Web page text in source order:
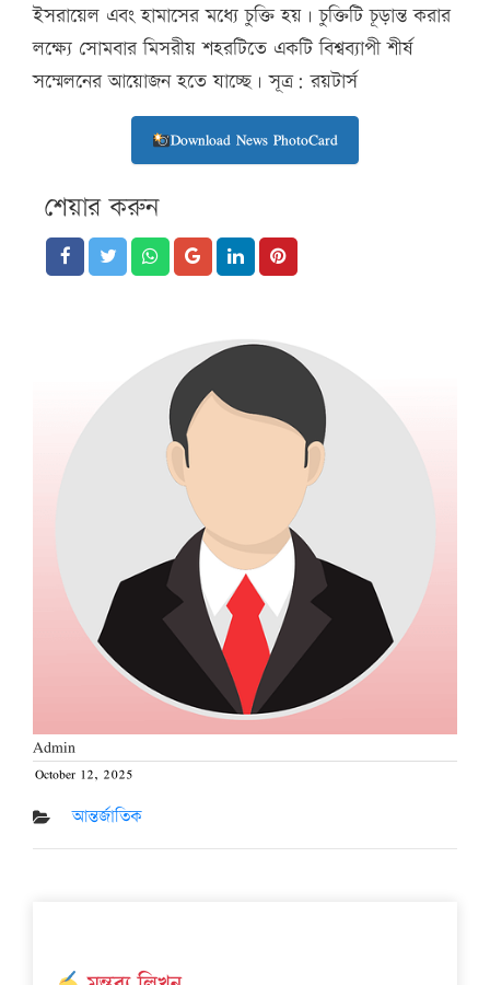
ইসরায়েল এবং হামাসের মধ্যে চুক্তি হয়। চুক্তিটি চূড়ান্ত করার
লক্ষ্যে সোমবার মিসরীয় শহরটিতে একটি বিশ্বব্যাপী শীর্ষ
সম্মেলনের আয়োজন হতে যাচ্ছে। সূত্র: রয়টার্স
Download News PhotoCard
শেয়ার করুন
Admin
Posted
on
October 12, 2025
আন্তর্জাতিক